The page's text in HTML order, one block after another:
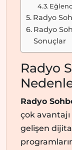
Radyo
Radyo
Sonuçlar
Radyo
Radyo
çok
gelişen